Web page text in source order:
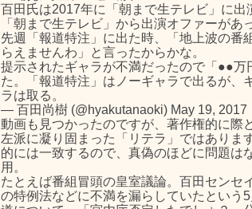
百田氏は2017年に「朝まで生テレビ」に出
「朝まで生テレビ」から出演オファーがあ
先週「報道特注」に出た時、「地上波の番
らえませんわ」と言ったからかな。
提示されたギャラが不満だったので「●●万
た。「報道特注」はノーギャラで出るが、
ラは取る。
— 百田尚樹 (@hyakutanaoki) May 19, 2017
動画も見つかったのですが、著作権的に際
左派に凝り固まった「リテラ」ではありま
的には一致するので、真偽のほどに問題は
用。
たとえば番組冒頭の皇室議論。百田センセ
の特例法などに不満を漏らしていたという